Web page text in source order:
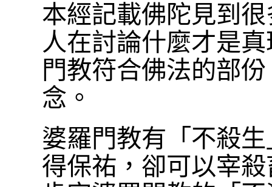
本經記載佛陀見到
人在討論什麼才是
門教符合佛法的部
念。
婆羅門教有「不殺
得保祐，卻可以宰